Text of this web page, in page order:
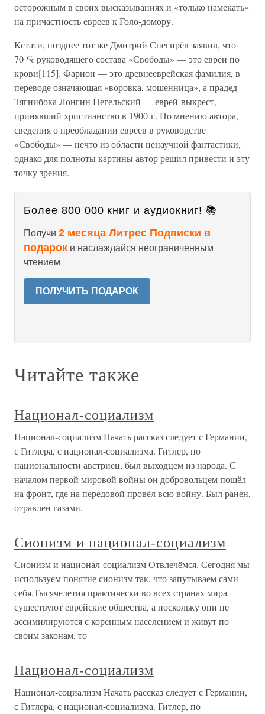
осторожным в своих высказываниях и «только намекать»
на причастность евреев к Голо-домору.
Кстати, позднее тот же Дмитрий Снегирёв заявил, что
70 % руководящего состава «Свободы» — это евреи по
крови[115]. Фарион — это древнееврейская фамилия, в
переводе означающая «воровка, мошенница», а прадед
Тягнибока Лонгин Цегельский — еврей-выкрест,
принявший христианство в 1900 г. По мнению автора,
сведения о преобладании евреев в руководстве
«Свободы» — нечто из области ненаучной фантастики,
однако для полноты картины автор решил привести и эту
точку зрения.
Более 800 000 книг и аудиокниг! 📚
Получи 2 месяца Литрес Подписки в
подарок и наслаждайся неограниченным
чтением
ПОЛУЧИТЬ ПОДАРОК
Читайте также
Национал-социализм
Национал-социализм Начать рассказ следует с Германии,
с Гитлера, с национал-социализма. Гитлер, по
национальности австриец, был выходцем из народа. С
началом первой мировой войны он добровольцем пошёл
на фронт, где на передовой провёл всю войну. Был ранен,
отравлен газами,
Сионизм и национал-социализм
Сионизм и национал-социализм Отвлечёмся. Сегодня мы
используем понятие сионизм так, что запутываем сами
себя.Тысячелетия практически во всех странах мира
существуют еврейские общества, а поскольку они не
ассимилируются с коренным населением и живут по
своим законам, то
Национал-социализм
Национал-социализм Начать рассказ следует с Германии,
с Гитлера, с национал-социализма. Гитлер, по